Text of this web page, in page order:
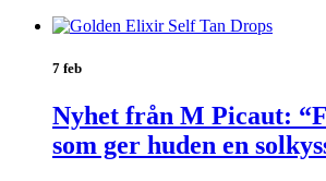
7 feb
Nyhet från M Picaut:
som ger huden en